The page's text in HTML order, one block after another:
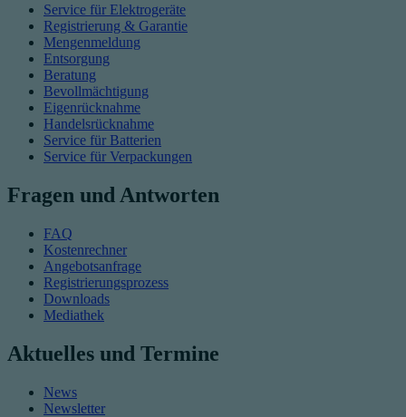
Service für Elektrogeräte
Registrierung & Garantie
Mengenmeldung
Entsorgung
Beratung
Bevollmächtigung
Eigenrücknahme
Handelsrücknahme
Service für Batterien
Service für Verpackungen
Fragen und Antworten
FAQ
Kostenrechner
Angebotsanfrage
Registrierungsprozess
Downloads
Mediathek
Aktuelles und Termine
News
Newsletter